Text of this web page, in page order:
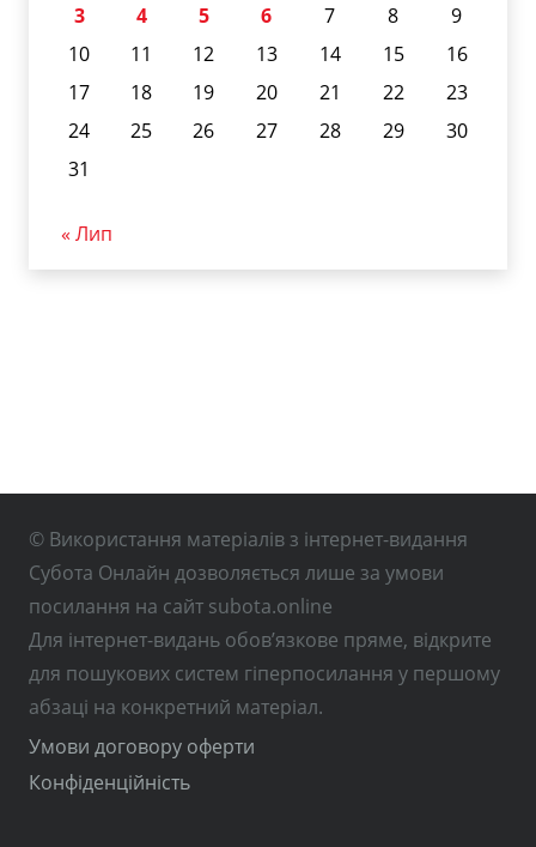
3
4 5 6 7 8
9
10
11 12 13 14 15
16
17
18 19 20 21 22
23
24
25 26 27 28 29
30
31
« Лип
© Використання матеріалів з інтернет-видання
Субота Онлайн дозволяється лише за умови
посилання на сайт subota.online
Для інтернет-видань обов’язкове пряме, відкрите
для пошукових систем гіперпосилання у першому
абзаці на конкретний матеріал.
Умови договору оферти
Конфіденційність